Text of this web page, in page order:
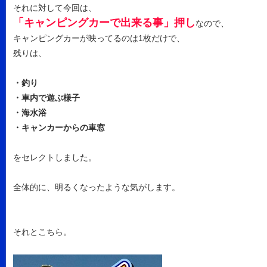
それに対して今回は、
「キャンピングカーで出来る事」押しなので、
キャンピングカーが映ってるのは1枚だけで、
残りは、
・釣り
・車内で遊ぶ様子
・海水浴
・キャンカーからの車窓
をセレクトしました。
全体的に、明るくなったような気がします。
それとこちら。